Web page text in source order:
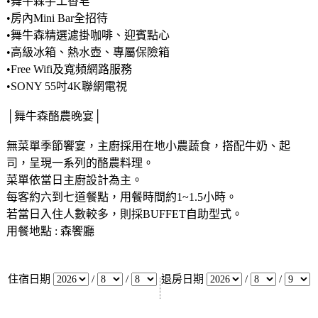
•房內Mini Bar全招待
•舞牛森精選濾掛咖啡、迎賓點心
•高級冰箱、熱水壺、專屬保險箱
•Free Wifi及寬頻網路服務
•SONY 55吋4K聯網電視
│舞牛森酪農晚宴│
無菜單季節饗宴，主廚採用在地小農蔬食，搭配牛奶、起
司，呈現一系列的酪農料理。
菜單依當日主廚設計為主。
每客約六到七道餐點，用餐時間約1~1.5小時。
若當日入住人數較多，則採BUFFET自助型式。
用餐地點 : 森饗廳
住宿日期 / / 退房日期 / /